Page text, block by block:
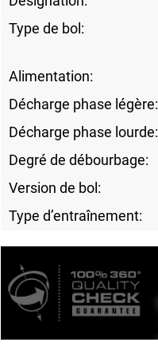
Type de bol:
Alimentation:
Décharge phase légère:
Décharge phase lourde:
Degré de débourbage:
Version de bol:
Type d’entraînement: